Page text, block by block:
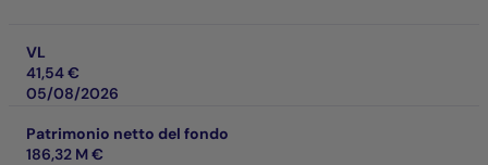
VL
41,54 €
05/08/2026
Patrimonio netto del fondo
186,32 M €